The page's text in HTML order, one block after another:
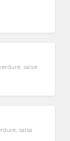
salse
salsa